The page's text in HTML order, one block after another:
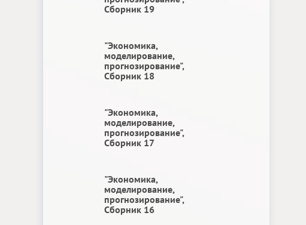
Сборник 19
"Экономика,
моделирование,
прогнозирование",
Сборник 18
"Экономика,
моделирование,
прогнозирование",
Сборник 17
"Экономика,
моделирование,
прогнозирование",
Сборник 16